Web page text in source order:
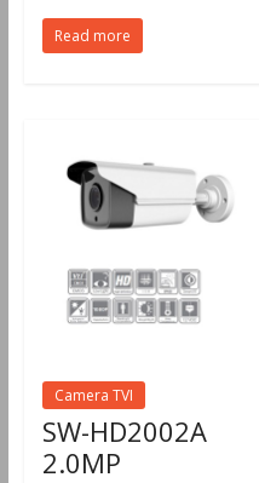
Read more
Camera TVI
SW-HD2002A
2.0MP